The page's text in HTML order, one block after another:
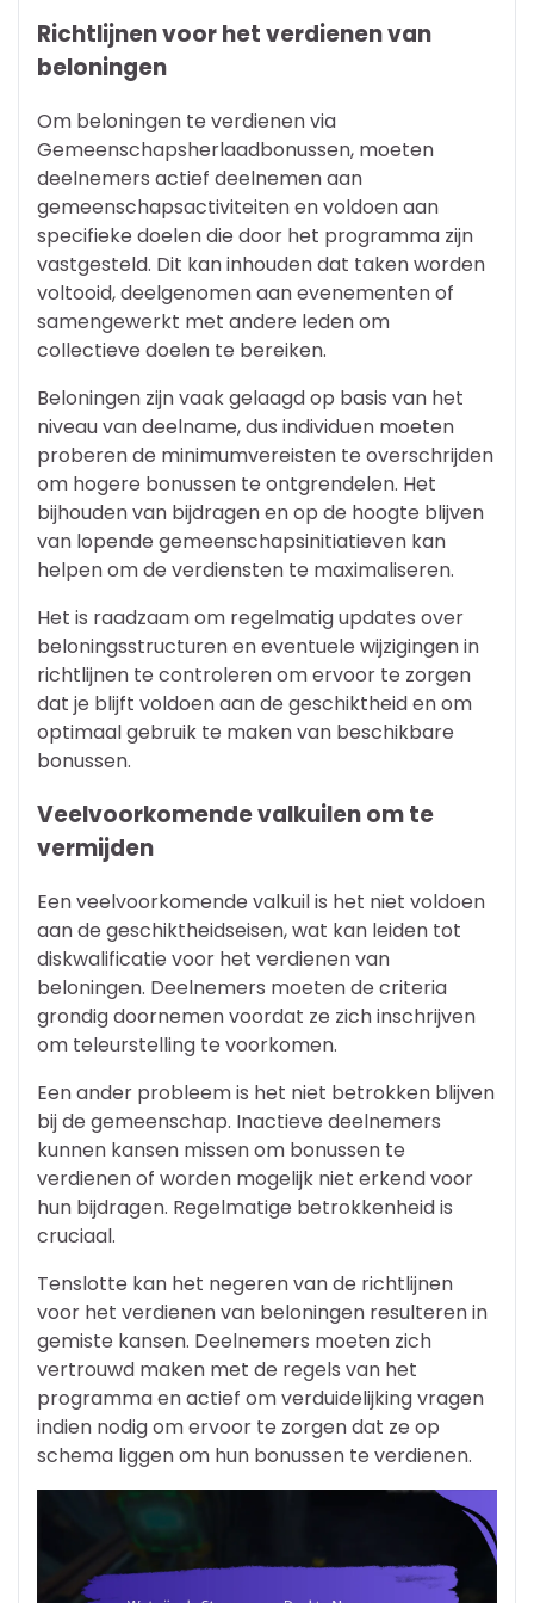
Richtlijnen voor het verdienen van
beloningen
Om beloningen te verdienen via
Gemeenschapsherlaadbonussen, moeten
deelnemers actief deelnemen aan
gemeenschapsactiviteiten en voldoen aan
specifieke doelen die door het programma zijn
vastgesteld. Dit kan inhouden dat taken worden
voltooid, deelgenomen aan evenementen of
samengewerkt met andere leden om
collectieve doelen te bereiken.
Beloningen zijn vaak gelaagd op basis van het
niveau van deelname, dus individuen moeten
proberen de minimumvereisten te overschrijden
om hogere bonussen te ontgrendelen. Het
bijhouden van bijdragen en op de hoogte blijven
van lopende gemeenschapsinitiatieven kan
helpen om de verdiensten te maximaliseren.
Het is raadzaam om regelmatig updates over
beloningsstructuren en eventuele wijzigingen in
richtlijnen te controleren om ervoor te zorgen
dat je blijft voldoen aan de geschiktheid en om
optimaal gebruik te maken van beschikbare
bonussen.
Veelvoorkomende valkuilen om te
vermijden
Een veelvoorkomende valkuil is het niet voldoen
aan de geschiktheidseisen, wat kan leiden tot
diskwalificatie voor het verdienen van
beloningen. Deelnemers moeten de criteria
grondig doornemen voordat ze zich inschrijven
om teleurstelling te voorkomen.
Een ander probleem is het niet betrokken blijven
bij de gemeenschap. Inactieve deelnemers
kunnen kansen missen om bonussen te
verdienen of worden mogelijk niet erkend voor
hun bijdragen. Regelmatige betrokkenheid is
cruciaal.
Tenslotte kan het negeren van de richtlijnen
voor het verdienen van beloningen resulteren in
gemiste kansen. Deelnemers moeten zich
vertrouwd maken met de regels van het
programma en actief om verduidelijking vragen
indien nodig om ervoor te zorgen dat ze op
schema liggen om hun bonussen te verdienen.